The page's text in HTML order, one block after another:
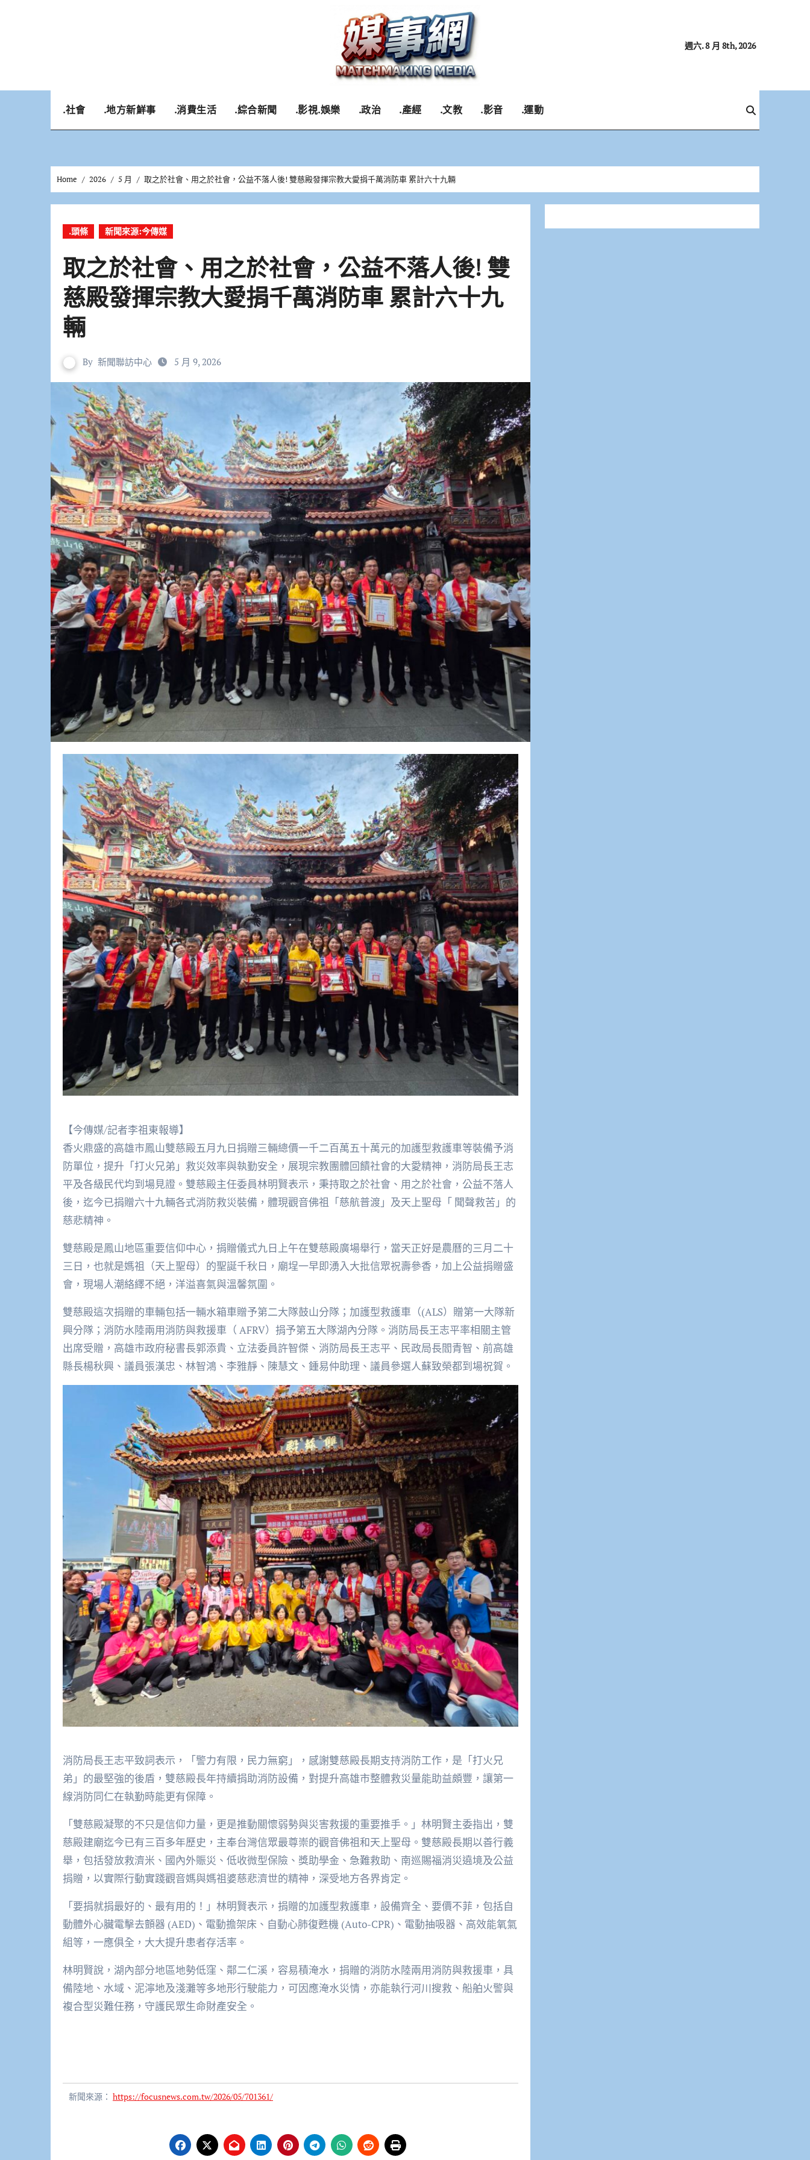
週六. 8 月 8th, 2026
.社會 .地方新鮮事 .消費生活 .綜合新聞 .影視.娛樂 .政治 .產經 .文教 .影音 .運動
Home 2026 5 月 取之於社會、用之於社會，公益不落人後! 雙慈殿發揮宗教大愛捐千萬消防車 累計六十九輛
.頭條 新聞來源:今傳媒
取之於社會、用之於社會，公益不落人後! 雙
慈殿發揮宗教大愛捐千萬消防車 累計六十九
輛
By 新聞聯訪中心 5 月 9, 2026
【今傳媒/記者李祖東報導】
香火鼎盛的高雄市鳳山雙慈殿五月九日捐贈三輛總價一千二百萬五十萬元的加護型救護車等裝備予消
防單位，提升「打火兄弟」救災效率與執勤安全，展現宗教團體回饋社會的大愛精神，消防局長王志
平及各級民代均到場見證。雙慈殿主任委員林明賢表示，秉持取之於社會、用之於社會，公益不落人
後，迄今已捐贈六十九輛各式消防救災裝備，體現觀音佛祖「慈航普渡」及天上聖母「 聞聲救苦」的
慈悲精神。
雙慈殿是鳳山地區重要信仰中心，捐贈儀式九日上午在雙慈殿廣場舉行，當天正好是農曆的三月二十
三日，也就是媽祖（天上聖母）的聖誕千秋日，廟埕一早即湧入大批信眾祝壽參香，加上公益捐贈盛
會，現場人潮絡繹不絕，洋溢喜氣與溫馨氛圍。
雙慈殿這次捐贈的車輛包括一輛水箱車贈予第二大隊鼓山分隊；加護型救護車（(ALS）贈第一大隊新
興分隊；消防水陸兩用消防與救援車（ AFRV）捐予第五大隊湖內分隊。消防局長王志平率相關主管
出席受贈，高雄市政府秘書長郭添貴、立法委員許智傑、消防局長王志平、民政局長閻青智、前高雄
縣長楊秋興、議員張漢忠、林智鴻、李雅靜、陳慧文、鍾易仲助理、議員參選人蘇致榮都到場祝賀。
消防局長王志平致詞表示，「警力有限，民力無窮」，感謝雙慈殿長期支持消防工作，是「打火兄
弟」的最堅強的後盾，雙慈殿長年持續捐助消防設備，對提升高雄市整體救災量能助益頗豐，讓第一
線消防同仁在執勤時能更有保障。
「雙慈殿凝聚的不只是信仰力量，更是推動關懷弱勢與災害救援的重要推手。」林明賢主委指出，雙
慈殿建廟迄今已有三百多年歷史，主奉台灣信眾最尊崇的觀音佛祖和天上聖母。雙慈殿長期以善行義
舉，包括發放救濟米、國內外賑災、低收微型保險、獎助學金、急難救助、南巡賜福消災遶境及公益
捐贈，以實際行動實踐觀音媽與媽祖婆慈悲濟世的精神，深受地方各界肯定。
「要捐就捐最好的、最有用的！」林明賢表示，捐贈的加護型救護車，設備齊全、要價不菲，包括自
動體外心臟電擊去顫器 (AED)、電動擔架床、自動心肺復甦機 (Auto-CPR)、電動抽吸器、高效能氧氣
組等，一應俱全，大大提升患者存活率。
林明賢說，湖內部分地區地勢低窪、鄰二仁溪，容易積淹水，捐贈的消防水陸兩用消防與救援車，具
備陸地、水域、泥濘地及淺灘等多地形行駛能力，可因應淹水災情，亦能執行河川搜救、船舶火警與
複合型災難任務，守護民眾生命財產安全。
新聞來源： https://focusnews.com.tw/2026/05/701361/